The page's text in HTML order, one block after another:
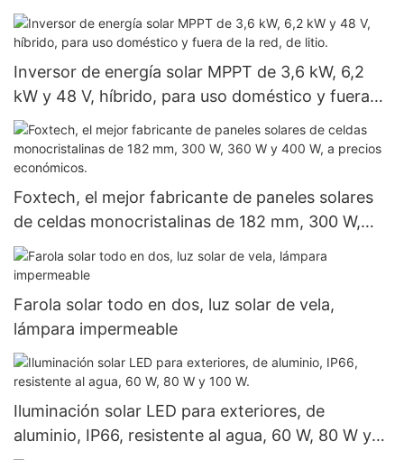
kW, 48 V, 120/240 V, para uso fuera de la red.
Inversor de energía solar MPPT de 3,6 kW, 6,2
kW y 48 V, híbrido, para uso doméstico y fuera
de la red, de litio.
Foxtech, el mejor fabricante de paneles solares
de celdas monocristalinas de 182 mm, 300 W,
360 W y 400 W, a precios económicos.
Farola solar todo en dos, luz solar de vela,
lámpara impermeable
Iluminación solar LED para exteriores, de
aluminio, IP66, resistente al agua, 60 W, 80 W y